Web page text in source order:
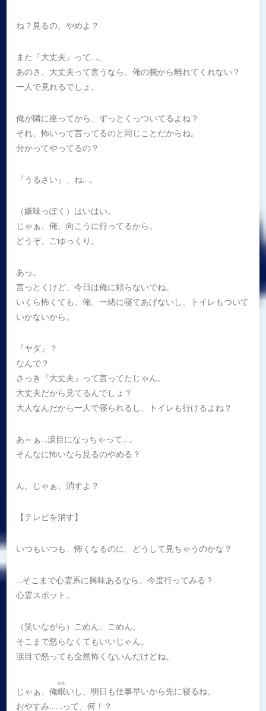
ね？見るの、やめよ？
また『大丈夫』って…。
あのさ、大丈夫って言うなら、俺の腕から離れてくれない？
一人で見れるでしょ。
俺が隣に座ってから、ずっとくっついてるよね？
それ、怖いって言ってるのと同じことだからね。
分かってやってるの？
『うるさい』、ね…。
（嫌味っぽく）はいはい。
じゃぁ、俺、向こうに行ってるから。
どうぞ、ごゆっくり。
あっ。
言っとくけど、今日は俺に頼らないでね。
いくら怖くても、俺、一緒に寝てあげないし、トイレもついて
いかないから。
『ヤダ』？
なんで？
さっき『大丈夫』って言ってたじゃん。
大丈夫だから見てるんでしょ？
大人なんだから一人で寝られるし、トイレも行けるよね？
あ～ぁ…涙目になっちゃって…。
そんなに怖いなら見るのやめる？
ん。じゃぁ、消すよ？
【テレビを消す】
いつもいつも、怖くなるのに、どうして見ちゃうのかな？
…そこまで心霊系に興味あるなら、今度行ってみる？
心霊スポット。
（笑いながら）ごめん、ごめん。
そこまで怒らなくてもいいじゃん。
涙目で怒っても全然怖くないんだけどね。
じゃぁ、俺眠
ねむ
いし、明日も仕事早いから先に寝るね。
おやすみ……って、何！？